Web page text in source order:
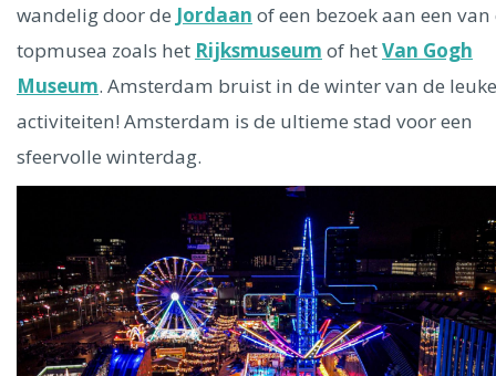
wandelig door de Jordaan of een bezoek aan een van
topmusea zoals het Rijksmuseum of hetVan Gogh
Museum. Amsterdam bruist in de winter van de leuke
activiteiten! Amsterdam is de ultieme stad voor een
sfeervolle winterdag.